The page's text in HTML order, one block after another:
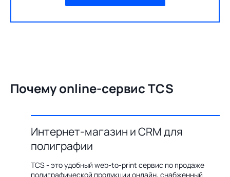
Почему online-сервис TCS
Интернет-магазин и CRM для
полиграфии
TCS - это удобный web-to-print сервис по продаже
полиграфической продукции онлайн, снабженный